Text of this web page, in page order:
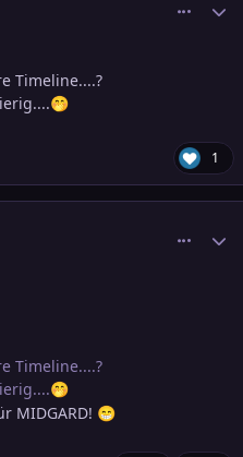
Timeline....?
🤭
1
Timeline....?
🤭
MIDGARD! 😁